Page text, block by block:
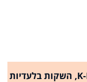
טרנדים חמים מעולם ה-K-Beauty, השקות בלעדיות